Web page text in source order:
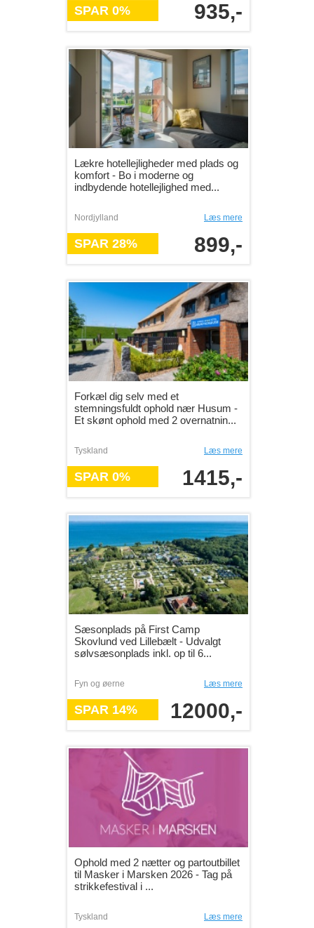
SPAR 0% 935,-
Lækre hotellejligheder med plads og
komfort - Bo i moderne og
indbydende hotellejlighed med...
Nordjylland Læs mere
SPAR 28% 899,-
Forkæl dig selv med et
stemningsfuldt ophold nær Husum -
Et skønt ophold med 2 overnatnin...
Tyskland Læs mere
SPAR 0% 1415,-
Sæsonplads på First Camp
Skovlund ved Lillebælt - Udvalgt
sølvsæsonplads inkl. op til 6...
Fyn og øerne Læs mere
SPAR 14% 12000,-
Ophold med 2 nætter og partoutbillet
til Masker i Marsken 2026 - Tag på
strikkefestival i ...
Tyskland Læs mere